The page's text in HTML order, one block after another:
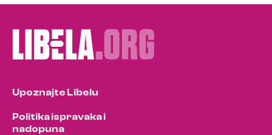
Upoznajte Libelu
Politika ispravaka i
nadopuna